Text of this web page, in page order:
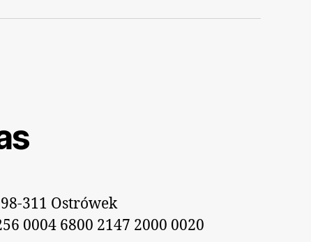
311 Ostrówek
0004 6800 2147 2000 0020